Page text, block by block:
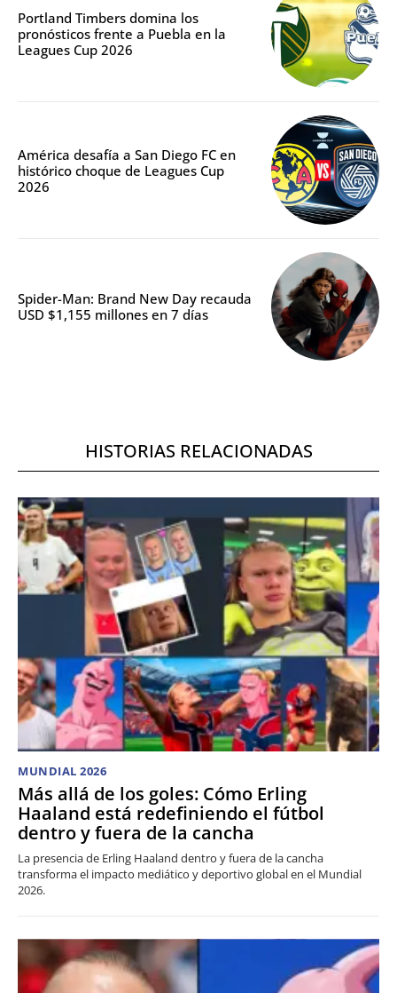
Portland Timbers domina los
pronósticos frente a Puebla en la
Leagues Cup 2026
América desafía a San Diego FC en
histórico choque de Leagues Cup
2026
Spider-Man: Brand New Day recauda
USD $1,155 millones en 7 días
HISTORIAS RELACIONADAS
MUNDIAL 2026
Más allá de los goles: Cómo Erling
Haaland está redefiniendo el fútbol
dentro y fuera de la cancha
La presencia de Erling Haaland dentro y fuera de la cancha
transforma el impacto mediático y deportivo global en el Mundial
2026.